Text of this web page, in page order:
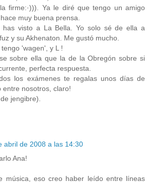
firme:·))). Ya le diré que tengo un amigo
muy buena prensa.
has visto a La Bella. Yo solo sé de ella a
y su Akhenaton. Me gustó mucho.
'wagen', y L !
sobre ella que la de la Obregón sobre si
perfecta respuesta.
los exámenes te regalas unos días de
entre nosotros, claro!
jengibre).
abril de 2008 a las 14:30
Ana!
música, eso creo haber leído entre líneas